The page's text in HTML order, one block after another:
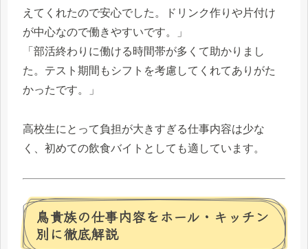
えてくれたので安心でした。ドリンク作りや片付け
が中心なので働きやすいです。」
「部活終わりに働ける時間帯が多くて助かりまし
た。テスト期間もシフトを考慮してくれてありがた
かったです。」
高校生にとって負担が大きすぎる仕事内容は少な
く、初めての飲食バイトとしても適しています。
鳥貴族の仕事内容をホール・キッチン
別に徹底解説